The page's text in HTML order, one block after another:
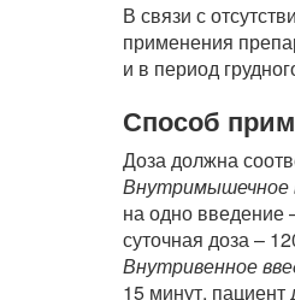
В связи с
применения
и в период
Способ
Доза должна
Внутримышечное
на одно введение
суточная доза –
Внутривенное
15 минут,